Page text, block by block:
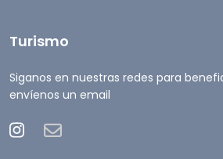
Turismo
Siganos en nuestras redes para
envíenos un email